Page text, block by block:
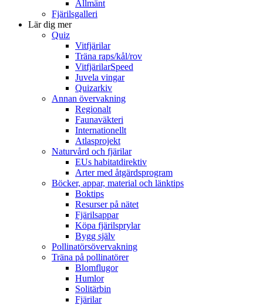
Allmänt
Fjärilsgalleri
Lär dig mer
Quiz
Vitfjärilar
Träna raps/kål/rov
VitfjärilarSpeed
Juvela vingar
Quizarkiv
Annan övervakning
Regionalt
Faunaväkteri
Internationellt
Atlasprojekt
Naturvård och fjärilar
EUs habitatdirektiv
Arter med åtgärdsprogram
Böcker, appar, material och länktips
Boktips
Resurser på nätet
Fjärilsappar
Köpa fjärilsprylar
Bygg själv
Pollinatörsövervakning
Träna på pollinatörer
Blomflugor
Humlor
Solitärbin
Fjärilar